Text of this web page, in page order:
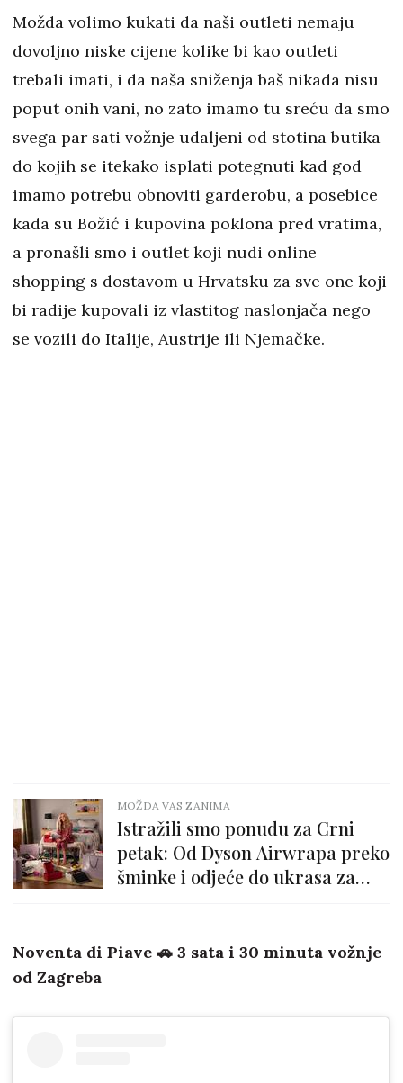
Možda volimo kukati da naši outleti nemaju
dovoljno niske cijene kolike bi kao outleti
trebali imati, i da naša sniženja baš nikada nisu
poput onih vani, no zato imamo tu sreću da smo
svega par sati vožnje udaljeni od stotina butika
do kojih se itekako isplati potegnuti kad god
imamo potrebu obnoviti garderobu, a posebice
kada su Božić i kupovina poklona pred vratima,
a pronašli smo i outlet koji nudi online
shopping s dostavom u Hrvatsku za sve one koji
bi radije kupovali iz vlastitog naslonjača nego
se vozili do Italije, Austrije ili Njemačke.
MOŽDA VAS ZANIMA
Istražili smo ponudu za Crni
petak: Od Dyson Airwrapa preko
šminke i odjeće do ukrasa za
Noventa di Piave 🚗 3 sata i 30 minuta vožnje
od Zagreba